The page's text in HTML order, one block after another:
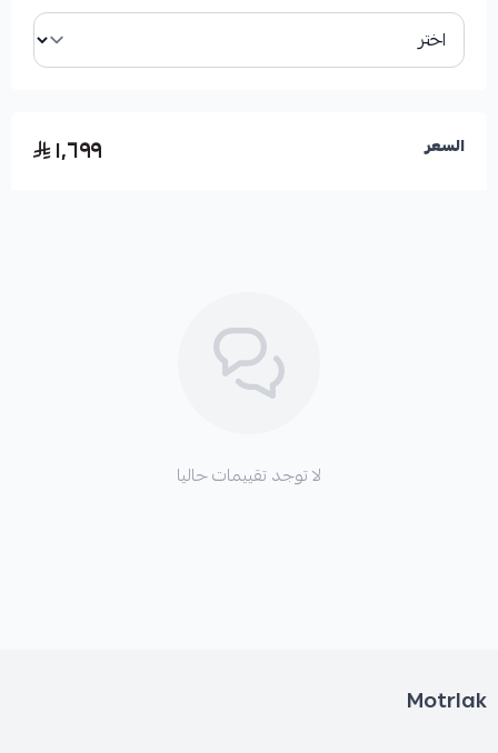
آلية العمل:تعمل على تبريد الهوب ومنظومة الفرامل
بشكل عام من خلال فتحات التهوية (التخاريم) والخطوط
تحسين الأداء:
توفر أداء أفضل وقوة فرامل أعلى بزيادة
بشكل نهائي عند استخدام الفرامل.
السعر ١٬٦٩٩
لا توجد تقييمات حاليا
Motrlak